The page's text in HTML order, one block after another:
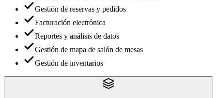
Gestión de reservas y pedidos
Facturación electrónica
Reportes y análisis de datos
Gestión de mapa de salón de mesas
Gestión de inventarios